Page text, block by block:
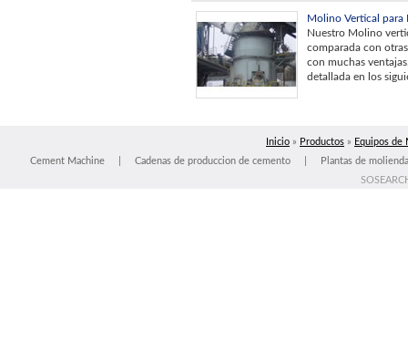
Molino Vertical para
Nuestro Molino
comparada con
con muchas
detallada en los
Inicio » Productos » Equipos de
Cement Machine
Cadenas de produccion de cemento
Plantas de